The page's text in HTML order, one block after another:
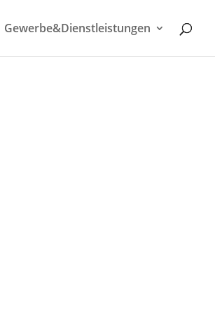
Gewerbe&Dienstleistungen